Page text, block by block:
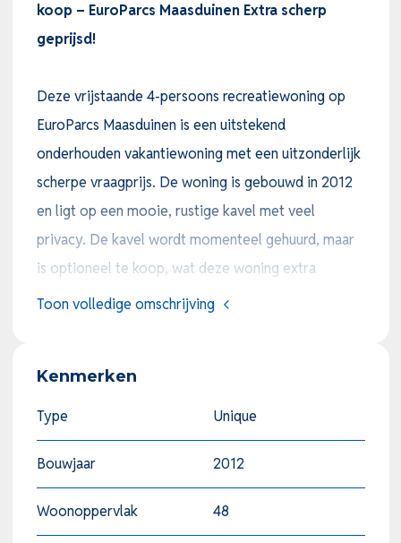
koop – EuroParcs Maasduinen Extra scherp
geprijsd!
Deze vrijstaande 4-persoons recreatiewoning op
EuroParcs Maasduinen is een uitstekend
onderhouden vakantiewoning met een uitzonderlijk
scherpe vraagprijs. De woning is gebouwd in 2012
en ligt op een mooie, rustige kavel met veel
privacy. De kavel wordt momenteel gehuurd, maar
is optioneel te koop, wat deze woning extra
interessant maakt voor zowel eigen gebruik als
recreatiewoning in Noord-Limburg? Deze
vrijstaande vakantiewoning ligt op een perceel van
173 m² en is gelegen op een rustige locatie op het
park. Dankzij de goede staat van onderhoud en de
Toon volledige omschrijving
Kenmerken
Type Unique
Bouwjaar 2012
Woonoppervlak 48